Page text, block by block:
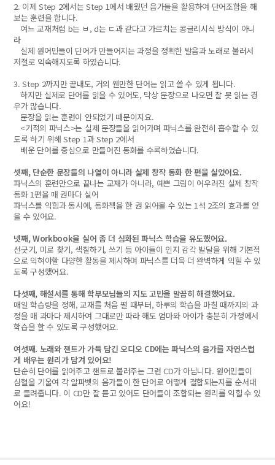
2. 이제 Step 2에서는 Step 1에서 배웠던 음가들을 활용하여 단어조합을 해
보는 훈련을 합니다.
여느 교재처럼 b는 ㅂ, d는 ㄷ과 같다고 가르치는 콩글리시식 방식이 아니
라
실제 원어민들이 단어가 만들어지는 과정을 정확한 발음과 노래로 불러서
저절로 익숙해지도록 하였습니다.
3. Step 2까지만 끝내도, 거의 웬만한 단어는 읽고 쓸 수 있게 됩니다.
하지만 실제로 단어를 읽을 수 있어도, 막상 문장으로 나오면 잘 못 읽는 경
우가 많습니다.
문장을 읽는 훈련이 안되었기 때문이지요.
<기적의 파닉스>는 실제 문장들을 읽어가며 파닉스를 완전히 흡수할 수 있
도록 하기 위해 Step 1과 Step 2에서
배운 단어를 중심으로 만들어진 동화를 수록하였습니다.
셋째, 단순한 문장들의 나열이 아니라 실제 창작 동화 한 편을 실었어요.
파닉스의 훈련만으로 끝나는 교재가 아니라, 예쁜 그림이 어우러진 실제 창작
동화 1편을 매 권마다 실어
파닉스를 익힘과 동시에, 동화책을 한 권 읽어볼 수 있는 1석 2조의 효과를 얻
을 수 있어요.
넷째, Workbook을 실어 좀 더 심화된 파닉스 학습을 유도했어요.
선긋기, 미로 찾기, 색칠하기, 쓰기 등 아이들이 인지 감각 발달을 위해 기본적
으로 익혀야할 다양한 활동을 제시하며 파닉스를 더욱 더 완벽하게 익힐 수 있
도록 구성했어요.
다섯째, 해설서를 통해 학부모님들의 지도 고민을 말끔히 해결했어요.
매일 학습량을 정해, 교재를 처음 펼 때부터, 하루의 학습을 마칠 때까지의 과
정을 매 과마다 제시하여 그대로만 따라 해도 엄마와 아이가 충분히 가정에서
학습을 할 수 있도록 구성했어요.
여섯째. 노래와 챈트가 가득 담긴 오디오 CD에는 파닉스의 음가를 자연스럽
게 배우는 원리가 담겨 있어요!
단순히 단어를 읽어주고 챈트로 불러주는 그런 CD가 아닙니다. 원어민들이
심혈을 기울여 각 알파벳의 음가들이 한 단어로 어떻게 결합되는지를 순서대
로 들려줍니다. 이 CD만 잘 듣고 있어도 단어들이 조합되는 원리를 익힐 수 있
어요!